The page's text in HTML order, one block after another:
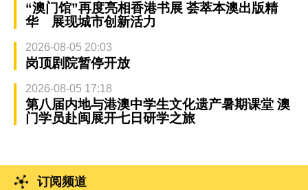
“澳门馆”再度亮相香港书展 荟萃本澳出版精
华 展现城市创新活力
2026-08-05 20:03
岗顶剧院暂停开放
2026-08-05 17:18
第八届内地与港澳中学生文化遗产暑期课堂 澳
门学员赴闽展开七日研学之旅
订阅频道